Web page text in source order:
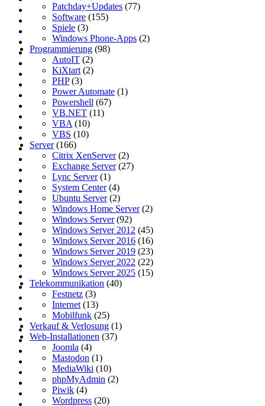
Patchday+Updates (77)
Software (155)
Spiele (3)
Windows Phone-Apps (2)
Programmierung (98)
AutoIT (2)
KiXtart (2)
PHP(3)
Power Automate (1)
Powershell (67)
VB.NET (11)
VBA (10)
VBS (10)
Server(166)
Citrix XenServer(2)
Exchange Server(27)
Lync Server(1)
System Center(4)
Ubuntu Server(2)
Windows Home Server(2)
Windows Server(92)
Windows Server 2012 (45)
Windows Server 2016 (16)
Windows Server 2019 (23)
Windows Server 2022 (22)
Windows Server 2025 (15)
Telekommunikation (40)
Festnetz (3)
Internet (13)
Mobilfunk (25)
Verkauf & Verlosung (1)
Web-Installationen (37)
Joomla (4)
Mastodon (1)
MediaWiki (10)
phpMyAdmin (2)
Piwik (4)
Wordpress (20)